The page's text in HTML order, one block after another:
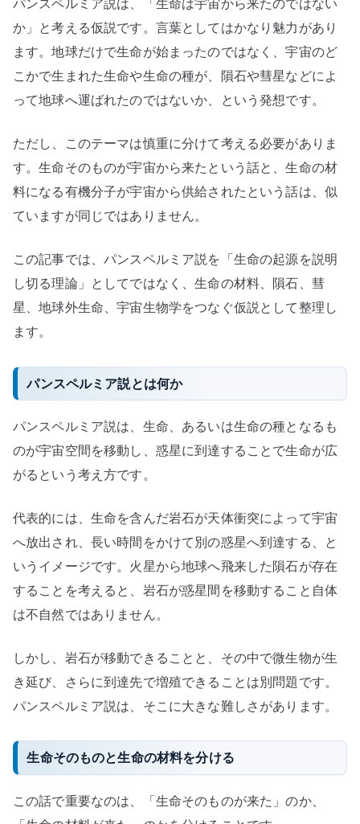
来
た
の
か
考
る
へ
の
か」と考える仮説です。言葉としてはかなり魅力があり
ます。地球だけで生命が始まったのではなく、宇宙のど
こかで生まれた生命や生命の種が、隕石や彗星などによ
って地球へ運ばれたのではないか、という発想です。
ただし、このテーマは慎重に分けて考える必要がありま
す。生命そのものが宇宙から来たという話と、生命の材
料になる有機分子が宇宙から供給されたという話は、似
ていますが同じではありません。
この記事では、パンスペルミア説を「生命の起源を説明
し切る理論」としてではなく、生命の材料、隕石、彗
星、地球外生命、宇宙生物学をつなぐ仮説として整理し
ます。
パンスペルミア説とは何か
パンスペルミア説は、生命、あるいは生命の種となるも
のが宇宙空間を移動し、惑星に到達することで生命が広
がるという考え方です。
代表的には、生命を含んだ岩石が天体衝突によって宇宙
へ放出され、長い時間をかけて別の惑星へ到達する、と
いうイメージです。火星から地球へ飛来した隕石が存在
することを考えると、岩石が惑星間を移動すること自体
は不自然ではありません。
しかし、岩石が移動できることと、その中で微生物が生
き延び、さらに到達先で増殖できることは別問題です。
パンスペルミア説は、そこに大きな難しさがあります。
生命そのものと生命の材料を分ける
この話で重要なのは、「生命そのものが来た」のか、